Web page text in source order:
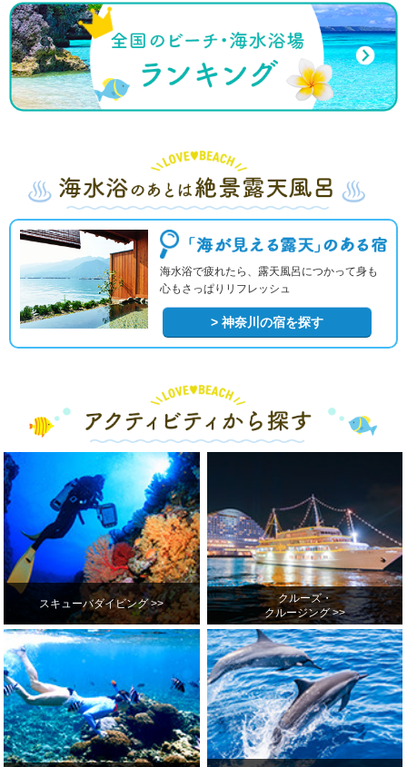
海水浴で疲れたら、露天風呂につかって身も
心もさっぱりリフレッシュ
> 神奈川の宿を探す
スキューバダイビング >>
クルーズ・
クルージング >>